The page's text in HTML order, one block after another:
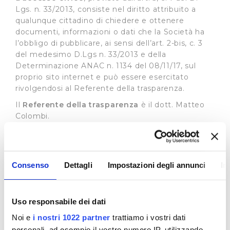
Consenso Dettagli Impostazioni degli annunci
Uso responsabile dei dati
Noi e i nostri 1022 partner trattiamo i vostri dati
Lgs. n. 33/2013, consiste nel diritto attribuito a
qualunque cittadino di chiedere e ottenere
documenti, informazioni o dati che la Società ha
l’obbligo di pubblicare, ai sensi dell’art. 2-bis, c. 3
del medesimo D.Lgs n. 33/2013 e della
Determinazione ANAC n. 1134 del 08/11/17, sul
proprio sito internet e può essere esercitato
rivolgendosi al Referente della trasparenza.
Il Referente della trasparenza è il dott. Matteo
Colombi.
Il recapito appositamente dedicato alla
presentazione di dette istante è il seguente:
accessocivico@publiacqua.it
qualificato e deve essere soddisfatta entro 30
dell’informazione o del dato richiesto sul sito